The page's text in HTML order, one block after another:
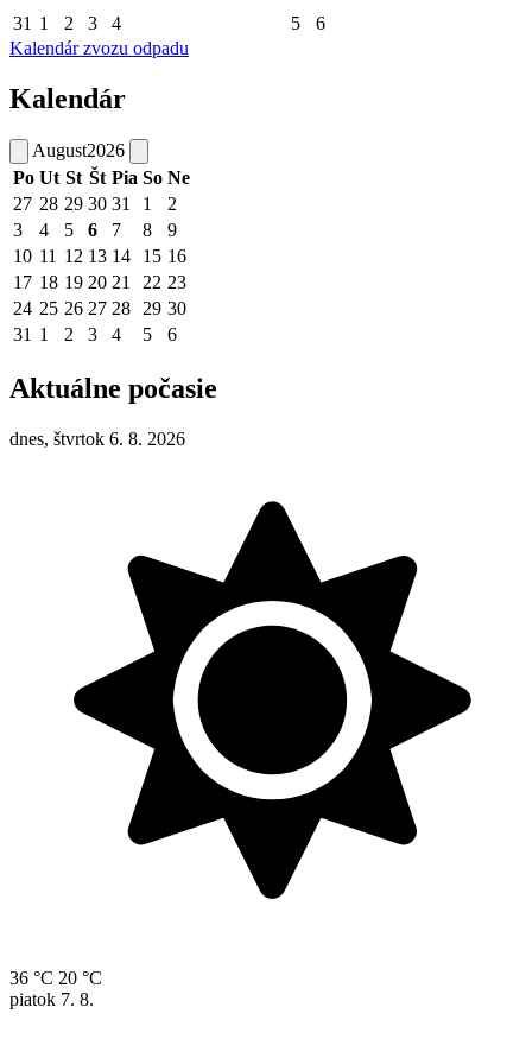
31 1 2 3 4 5
6
Kalendár zvozu odpadu
Kalendár
August2026
Po Ut St Št Pia So Ne
27 28 29 30 31 1
2
3
4 5 6 7 8
9
10 11 12 13 14 15 16
17 18 19 20 21 22 23
24 25 26 27 28 29 30
31 1 2 3 4 5 6
Aktuálne počasie
dnes, štvrtok 6. 8. 2026
36 °C 20 °C
piatok 7. 8.